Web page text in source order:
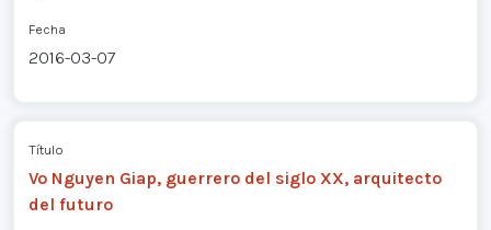
Fecha
2016-03-07
Título
Vo Nguyen Giap, guerrero del siglo XX, arquitecto
del futuro